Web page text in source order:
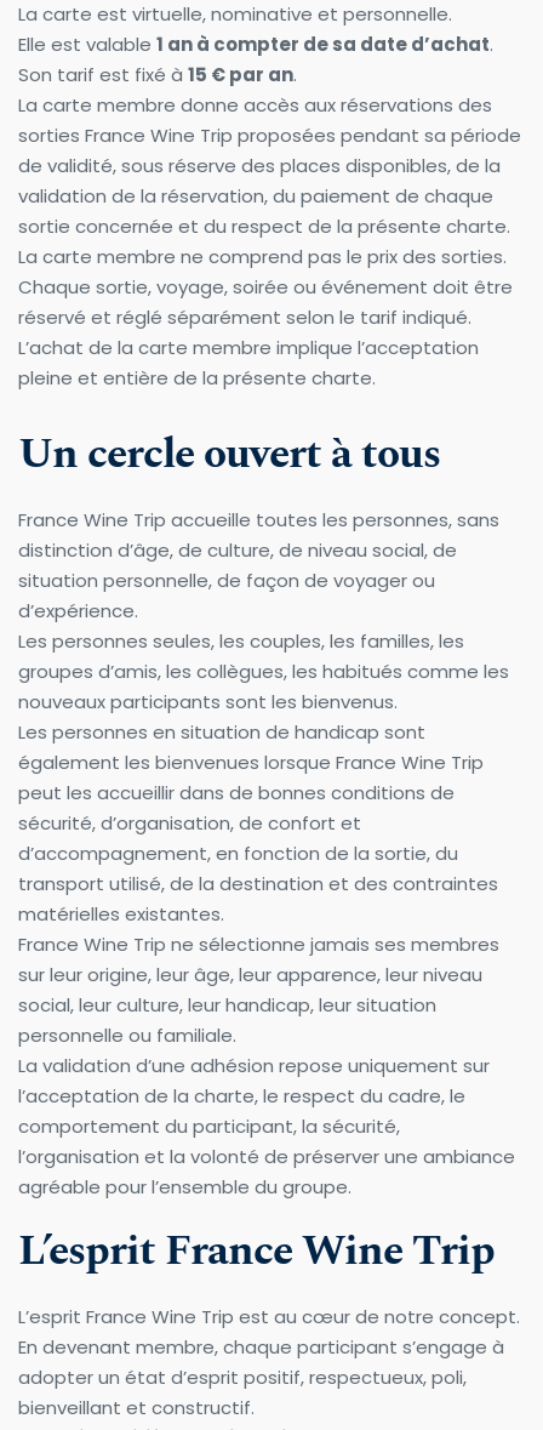
La carte est virtuelle, nominative et personnelle.
Elle est valable 1 an à compter de sa date d’achat.
Son tarif est fixé à 15 € par an.
La carte membre donne accès aux réservations des
sorties France Wine Trip proposées pendant sa période
de validité, sous réserve des places disponibles, de la
validation de la réservation, du paiement de chaque
sortie concernée et du respect de la présente charte.
La carte membre ne comprend pas le prix des sorties.
Chaque sortie, voyage, soirée ou événement doit être
réservé et réglé séparément selon le tarif indiqué.
L’achat de la carte membre implique l’acceptation
pleine et entière de la présente charte.
Un cercle ouvert à tous
France Wine Trip accueille toutes les personnes, sans
distinction d’âge, de culture, de niveau social, de
situation personnelle, de façon de voyager ou
d’expérience.
Les personnes seules, les couples, les familles, les
groupes d’amis, les collègues, les habitués comme les
nouveaux participants sont les bienvenus.
Les personnes en situation de handicap sont
également les bienvenues lorsque France Wine Trip
peut les accueillir dans de bonnes conditions de
sécurité, d’organisation, de confort et
d’accompagnement, en fonction de la sortie, du
transport utilisé, de la destination et des contraintes
matérielles existantes.
France Wine Trip ne sélectionne jamais ses membres
sur leur origine, leur âge, leur apparence, leur niveau
social, leur culture, leur handicap, leur situation
personnelle ou familiale.
La validation d’une adhésion repose uniquement sur
l’acceptation de la charte, le respect du cadre, le
comportement du participant, la sécurité,
l’organisation et la volonté de préserver une ambiance
agréable pour l’ensemble du groupe.
L’esprit France Wine Trip
L’esprit France Wine Trip est au cœur de notre concept.
En devenant membre, chaque participant s’engage à
adopter un état d’esprit positif, respectueux, poli,
bienveillant et constructif.